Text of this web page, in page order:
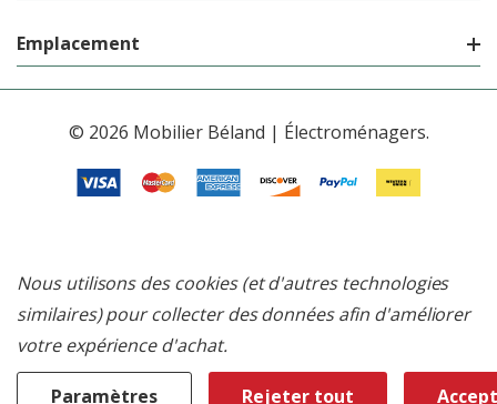
Emplacement
© 2026 Mobilier Béland | Électroménagers.
Nous utilisons des cookies (et d'autres technologies
similaires) pour collecter des données afin d'améliorer
votre expérience d'achat.
Paramètres Rejeter tout